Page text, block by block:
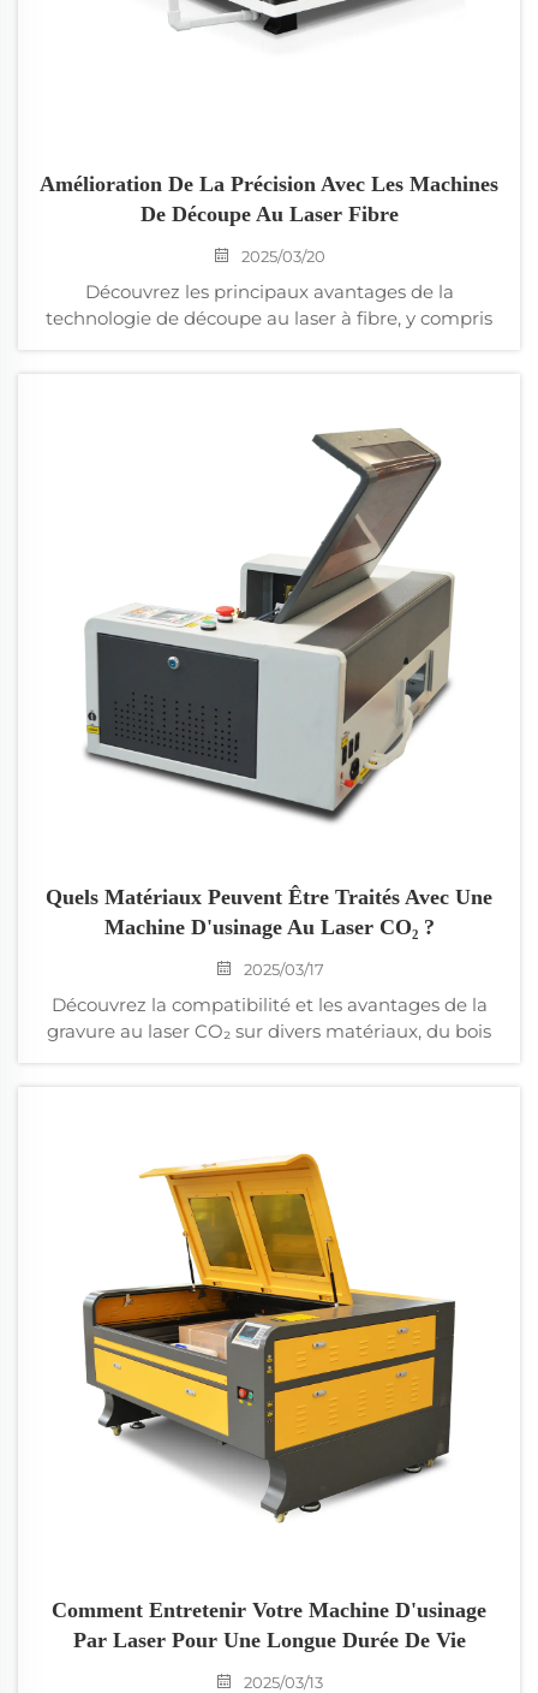
Amélioration De La Précision Avec Les Machines
De Découpe Au Laser Fibre
2025/03/20
Découvrez les principaux avantages de la
technologie de découpe au laser à fibre, y compris
énergétique. Apprenez comment les systèmes de
contrôle conçus en Suisse et les mécanismes de
conduite d'affûtage haute précision améliorent la
précision, et découvrez des modèles de lasers à
fibres haute performance pour diverses applications
industrielles.
Quels Matériaux Peuvent Être Traités Avec Une
Machine D'usinage Au Laser CO₂ ?
2025/03/17
Découvrez la compatibilité et les avantages de la
gravure au laser CO₂ sur divers matériaux, du bois
Optimisez vos projets de gravure avec des
paramètres efficaces de laser CO₂ pour un rendu
supérieur et une efficacité accrue.
Comment Entretenir Votre Machine D'usinage
Par Laser Pour Une Longue Durée De Vie
2025/03/13